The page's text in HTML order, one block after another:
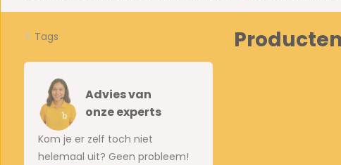
Tags
Advies van
onze experts
Kom je er zelf toch niet
helemaal uit? Geen probleem!